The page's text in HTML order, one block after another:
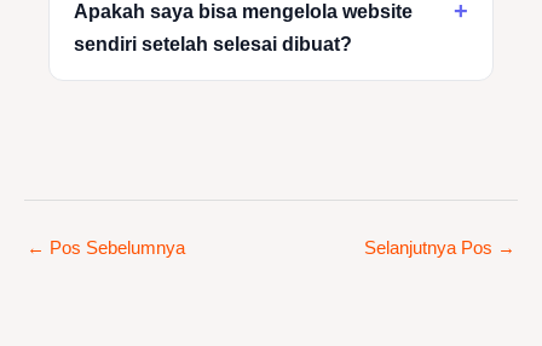
Apakah saya bisa mengelola website
sendiri setelah selesai dibuat?
← Pos Sebelumnya Selanjutnya Pos →